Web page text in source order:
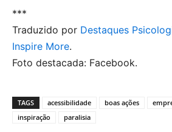
***
Traduzido por Destaques
Inspire More.
Foto destacada: Facebook.
TAGS acessibilidade boas ações
inspiração
paralisia